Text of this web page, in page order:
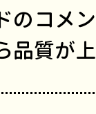
のコメ
品質が